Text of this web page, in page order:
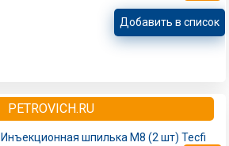
Добавить в список
PETROVICH.RU
Инъекционная шпилька M8 (2 шт) Tecfi